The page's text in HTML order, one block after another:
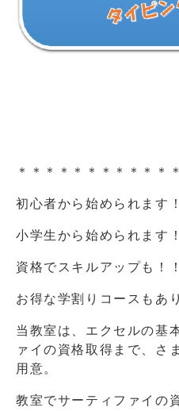
＊＊＊＊＊＊＊＊＊＊＊
初心者から始められます！
小学生から始められます！
資格でスキルアップも！！
お得な学割りコースもあ
当教室は、エクセルの基
ァイの資格取得まで、さ
用意。
教室でサーティファイの